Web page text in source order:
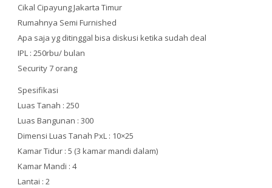
Cikal Cipayung Jakarta Timur
Rumahnya Semi Furnished
Apa saja yg ditinggal bisa diskusi ketika sudah deal
IPL : 250rbu/ bulan
Security 7 orang
Spesifikasi
Luas Tanah : 250
Luas Bangunan : 300
Dimensi Luas Tanah PxL : 10×25
Kamar Tidur : 5 (3 kamar mandi dalam)
Kamar Mandi : 4
Lantai : 2